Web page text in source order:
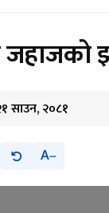
साउन, २०८१
A